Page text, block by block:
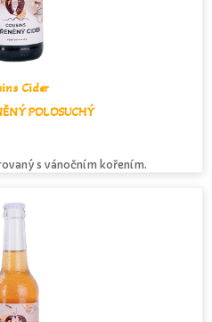
Cider
POLOSUCHÝ
s vánočním kořením.